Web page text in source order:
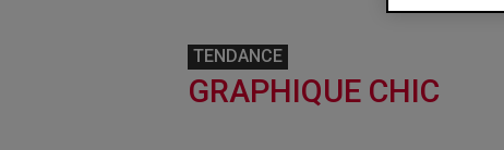
TENDANCE
GRAPHIQUE CHIC